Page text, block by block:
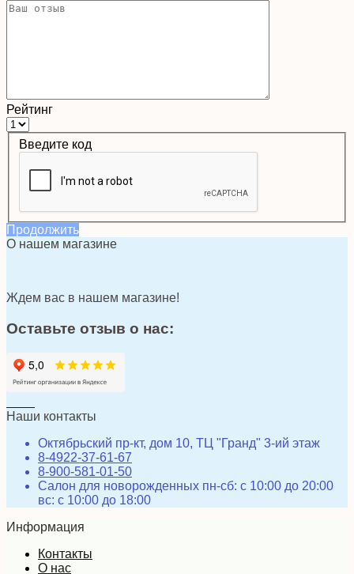
Рейтинг
Введите код
Продолжить
О нашем магазине
Ждем вас в нашем магазине!
Оставьте отзыв о нас:
Наши контакты
Октябрьский пр-кт, дом 10, ТЦ "Гранд" 3-ий этаж
8-4922-37-61-67
8-900-581-01-50
Салон для новорожденных пн-сб: с 10:00 до 20:00
вс: с 10:00 до 18:00
Информация
Контакты
О нас